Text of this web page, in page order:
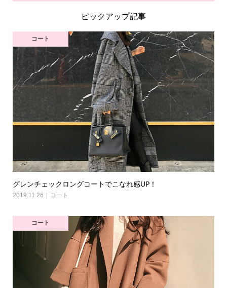
ピックアップ記事
コート
グレンチェックロングコートでこなれ感UP！
2019.11.26 コート
コート